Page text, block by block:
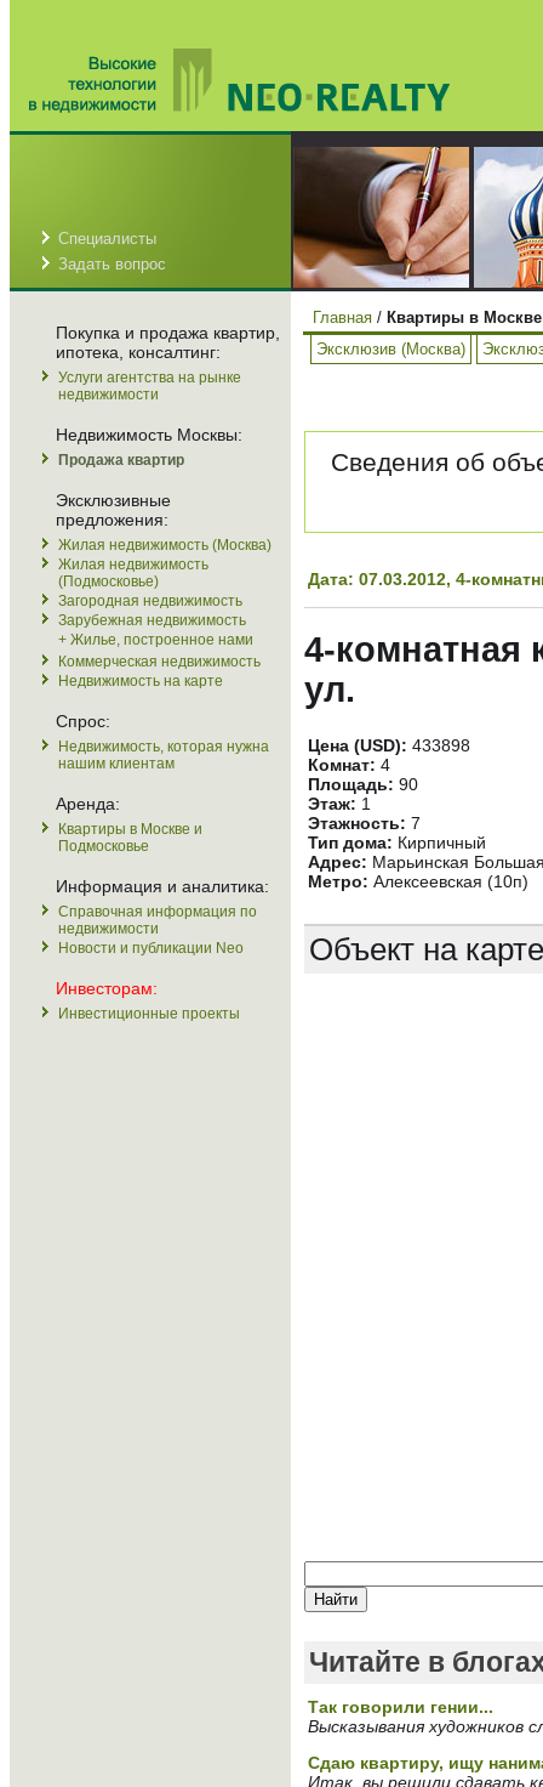
Специалисты
Задать вопрос
Покупка и продажа квартир,
ипотека, консалтинг:
Услуги агентства на рынке
недвижимости
Недвижимость Москвы:
Продажа квартир
Эксклюзивные
предложения:
Жилая недвижимость (Москва)
Жилая недвижимость
(Подмосковье)
Загородная недвижимость
Зарубежная недвижимость
+ Жилье, построенное нами
Коммерческая недвижимость
Недвижимость на карте
Спрос:
Недвижимость, которая нужна
нашим клиентам
Аренда:
Квартиры в Москве и
Подмосковье
Информация и аналитика:
Справочная информация по
недвижимости
Новости и публикации Neo
Инвесторам:
Инвестиционные проекты
Главная / Квартиры в
Эксклюзив (Москва)
Сведения об
Дата: 07.03.2012, 4-
4-комнатная
ул.
Цена (USD): 433898
Комнат: 4
Площадь: 90
Этаж: 1
Этажность: 7
Тип дома: Кирпичный
Адрес: Марьинская
Метро: Алексеевская (10п)
Объект на карте
Читайте в
Так говорили гении...
Высказывания художников
Сдаю квартиру, ищу
Итак, вы решили сдавать